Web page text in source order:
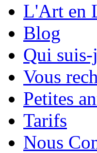
L'Art en
Blog
Qui suis-
Vous
Petites
Tarifs
Nous